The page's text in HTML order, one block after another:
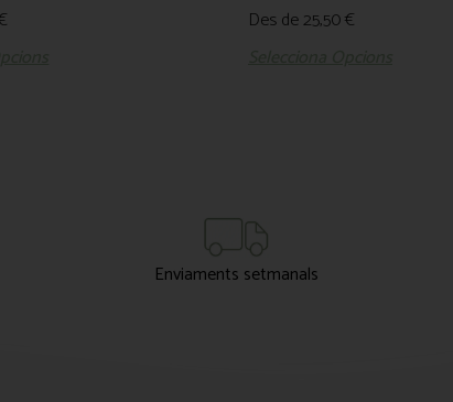
Des de25,50€
Enviaments setmanals